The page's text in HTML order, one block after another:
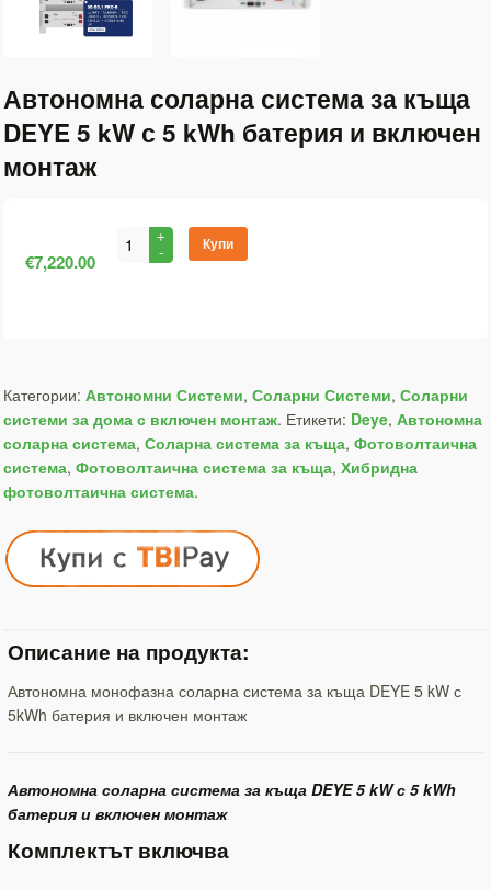
Автономна соларна система за къща
DEYE 5 kW с 5 kWh батерия и включен
монтаж
€7,220.00
Купи
Категории: Автономни Системи, Соларни Системи, Соларни
системи за дома с включен монтаж. Етикети: Deye, Автономна
соларна система, Соларна система за къща, Фотоволтаична
система, Фотоволтаична система за къща, Хибридна
фотоволтаична система.
Описание на продукта:
Автономна монофазна соларна система за къща DEYE 5 kW с
5kWh батерия и включен монтаж
Автономна соларна система за къща DEYE 5 kW с 5 kWh
батерия и включен монтаж
Комплектът включва